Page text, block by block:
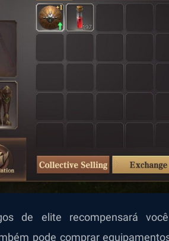
de elite recompensará
pode comprar